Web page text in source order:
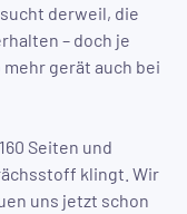
derweil, die
– doch je
gerät auch bei
Seiten und
klingt. Wir
uns jetzt schon